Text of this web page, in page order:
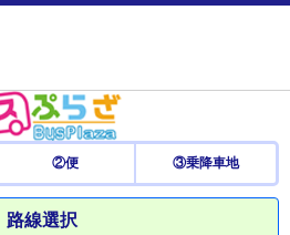
②便 ③乗降車地
路線選択